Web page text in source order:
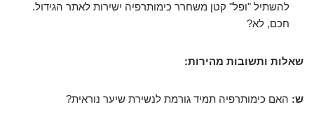
להשתיל "ופל" קטן משחרר כימותרפיה ישירות לאתר הגידול.
חכם, לא?
שאלות ותשובות מהירות:
ש: האם כימותרפיה תמיד גורמת לנשירת שיער נוראית?